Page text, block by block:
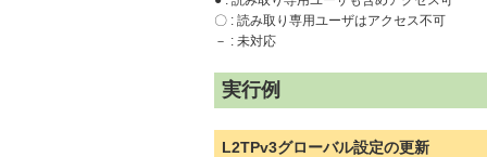
〇 : 読み取り専用ユーザはアクセス不可
－ : 未対応
実行例
L2TPv3グローバル設定の更新